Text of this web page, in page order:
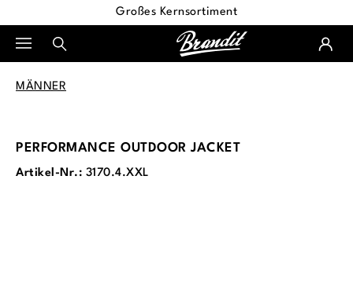
Großes Kernsortiment
MÄNNER
PERFORMANCE OUTDOOR JACKET
Artikel-Nr.: 3170.4.XXL